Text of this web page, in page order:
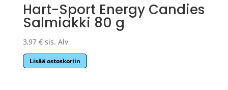
Hart-Sport Energy Candies
Salmiakki 80 g
3,97 € sis. Alv
Lisää ostoskoriin